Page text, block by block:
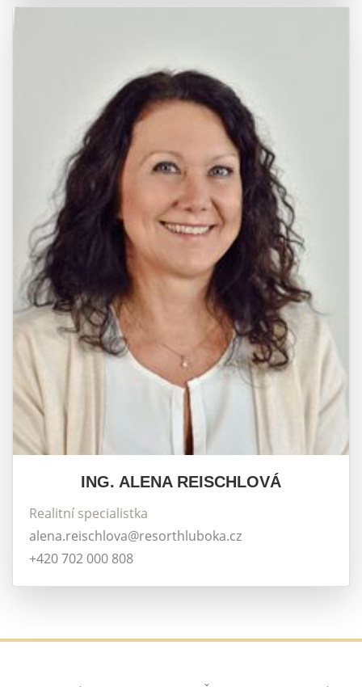
ING. ALENA REISCHLOVÁ
Realitní specialistka
alena.reischlova@resorthluboka.cz
+420 702 000 808